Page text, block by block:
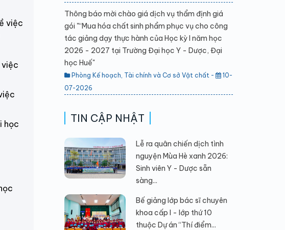
việc
học
Thông báo mời chào giá dịch vụ thẩm định giá
gói "“Mua hóa chất sinh phẩm phục vụ cho công
tác giảng dạy thực hành của Học kỳ I năm học
2026 - 2027 tại Trường Đại học Y - Dược, Đại
học Huế"
Phòng Kế hoạch, Tài chính và Cơ sở Vật chất -
10-
07-2026
TIN CẬP NHẬT
Lễ ra quân chiến dịch tình
nguyện Mùa Hè xanh 2026:
Sinh viên Y - Dược sẵn
sàng...
Bế giảng lớp bác sĩ chuyên
khoa cấp I - lớp thứ 10
thuộc Dự án “Thí điểm...